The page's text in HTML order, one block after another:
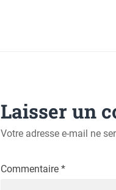
Laisser un
Votre adresse e-mail ne
Commentaire *